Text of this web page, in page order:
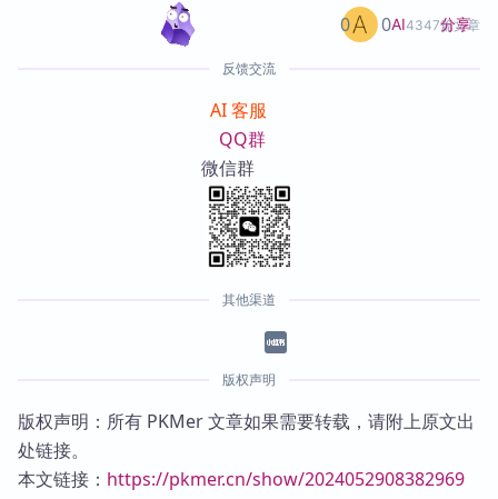
AI4347篇文章
0 0 分享
反馈交流
AI 客服
QQ群
微信群
其他渠道
版权声明
版权声明：所有 PKMer 文章如果需要转载，请附上原文出
处链接。
本文链接： https://pkmer.cn/show/2024052908382969